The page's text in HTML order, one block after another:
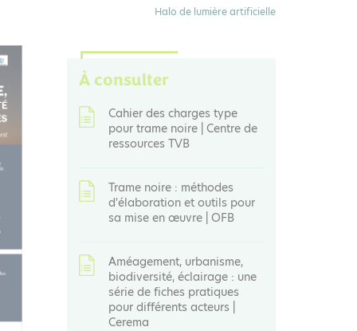
Halo de lumière artificielle
À consulter
Cahier des charges type
pour trame noire | Centre de
ressources TVB
Trame noire : méthodes
d'élaboration et outils pour
sa mise en œuvre | OFB
Améagement, urbanisme,
biodiversité, éclairage : une
série de fiches pratiques
pour différents acteurs |
Cerema